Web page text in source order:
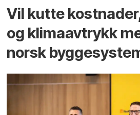
Vil kutte
og klima­avtrykk
norsk